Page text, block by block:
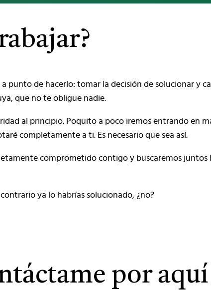
punto de hacerlo: tomar la decisión de solucionar y
que no te obligue nadie.
al principio. Poquito a poco iremos entrando en
completamente a ti. Es necesario que sea así.
comprometido contigo y buscaremos juntos
ya lo habrías solucionado, ¿no?
por aquí